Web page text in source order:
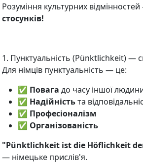
Розуміння культурних
стосунків!
1. Пунктуальність (Pünktlichkeit) —
Для німців пунктуальність — це:
✅ Повага до часу іншої
✅ Надійністьта
✅ Професіоналізм
✅ Організованість
"Pünktlichkeit ist die Höflichkeit
— німецьке прислів'я.